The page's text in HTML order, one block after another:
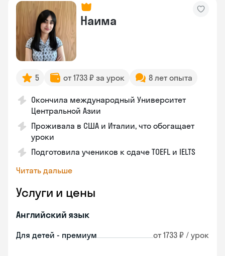
Наима
5 от 1733 ₽ за урок 8 лет опыта
Окончила международный Университет
Центральной Азии
Проживала в США и Италии, что обогащает
уроки
Подготовила учеников к сдаче TOEFL и IELTS
Читать дальше
Услуги и цены
Английский язык
Для детей - премиум от 1733 ₽ / урок